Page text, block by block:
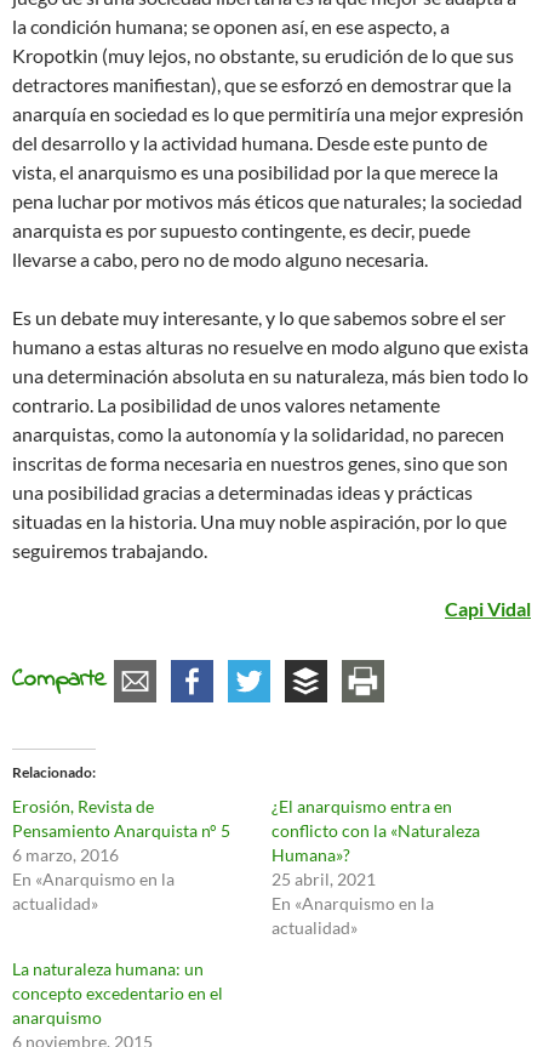
la condición humana; se oponen así, en ese aspecto, a
Kropotkin (muy lejos, no obstante, su erudición de lo que sus
detractores manifiestan), que se esforzó en demostrar que la
anarquía en sociedad es lo que permitiría una mejor expresión
del desarrollo y la actividad humana. Desde este punto de
vista, el anarquismo es una posibilidad por la que merece la
pena luchar por motivos más éticos que naturales; la sociedad
anarquista es por supuesto contingente, es decir, puede
llevarse a cabo, pero no de modo alguno necesaria.
Es un debate muy interesante, y lo que sabemos sobre el ser
humano a estas alturas no resuelve en modo alguno que exista
una determinación absoluta en su naturaleza, más bien todo lo
contrario. La posibilidad de unos valores netamente
anarquistas, como la autonomía y la solidaridad, no parecen
inscritas de forma necesaria en nuestros genes, sino que son
una posibilidad gracias a determinadas ideas y prácticas
situadas en la historia. Una muy noble aspiración, por lo que
seguiremos trabajando.
Capi Vidal
Comparte
Relacionado
Erosión, Revista de
Pensamiento Anarquista n° 5
6 marzo, 2016
En «Anarquismo en la
actualidad»
¿El anarquismo entra en
conflicto con la «Naturaleza
Humana»?
25 abril, 2021
En «Anarquismo en la
actualidad»
La naturaleza humana: un
concepto excedentario en el
anarquismo
6 noviembre, 2015